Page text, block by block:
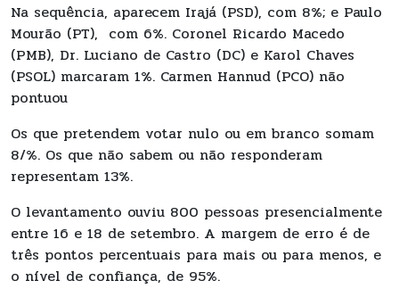
Na sequência, aparecem Irajá (PSD), com 8%; e Paulo
Mourão (PT), com 6%. Coronel Ricardo Macedo
(PMB), Dr. Luciano de Castro (DC) e Karol Chaves
(PSOL) marcaram 1%. Carmen Hannud (PCO) não
pontuou
Os que pretendem votar nulo ou em branco somam
8/%. Os que não sabem ou não responderam
representam 13%.
O levantamento ouviu 800 pessoas presencialmente
entre 16 e 18 de setembro. A margem de erro é de
três pontos percentuais para mais ou para menos, e
o nível de confiança, de 95%.